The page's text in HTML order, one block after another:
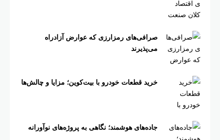
صرافی‌های رمزارزی که عوارض آزادراه
می‌پذیرند
خرید قطعات خودرو با بیت‌کوین؛ مزایا و چالش‌ها
جاده‌های هوشمند؛ نگاهی به پروژه‌های نوآورانه